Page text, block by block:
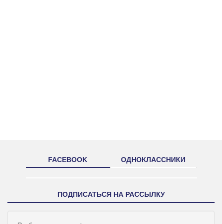
FACEBOOK ОДНОКЛАССНИКИ
ПОДПИСАТЬСЯ НА РАССЫЛКУ